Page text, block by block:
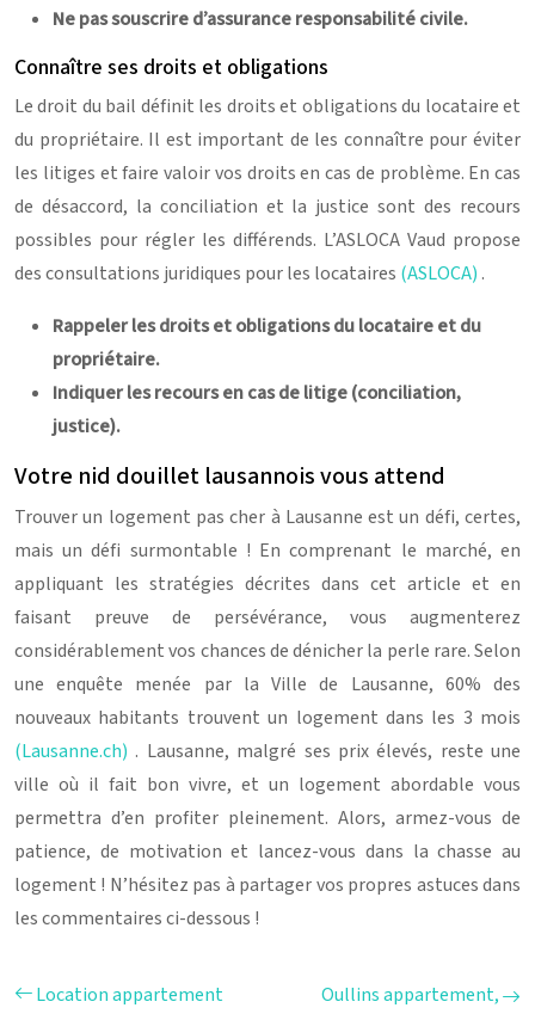
Ne pas souscrire d’assurance responsabilité civile.
Connaître ses droits et obligations
Le droit du bail définit les droits et obligations du locataire et
du propriétaire. Il est important de les connaître pour éviter
les litiges et faire valoir vos droits en cas de problème. En cas
de désaccord, la conciliation et la justice sont des recours
possibles pour régler les différends. L’ASLOCA Vaud propose
des consultations juridiques pour les locataires (ASLOCA) .
Rappeler les droits et obligations du locataire et du
propriétaire.
Indiquer les recours en cas de litige (conciliation,
justice).
Votre nid douillet lausannois vous attend
Trouver un logement pas cher à Lausanne est un défi, certes,
mais un défi surmontable ! En comprenant le marché, en
appliquant les stratégies décrites dans cet article et en
faisant preuve de persévérance, vous augmenterez
considérablement vos chances de dénicher la perle rare. Selon
une enquête menée par la Ville de Lausanne, 60% des
nouveaux habitants trouvent un logement dans les 3 mois
(Lausanne.ch) . Lausanne, malgré ses prix élevés, reste une
ville où il fait bon vivre, et un logement abordable vous
permettra d’en profiter pleinement. Alors, armez-vous de
patience, de motivation et lancez-vous dans la chasse au
logement ! N’hésitez pas à partager vos propres astuces dans
les commentaires ci-dessous !
Location appartement
Oullins appartement,